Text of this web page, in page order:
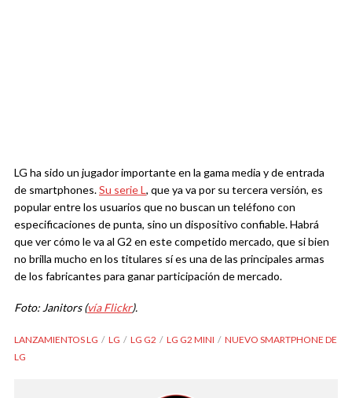
LG ha sido un jugador importante en la gama media y de entrada
de smartphones.Su serie L, que ya va por su tercera versión, es
popular entre los usuarios que no buscan un teléfono con
especificaciones de punta, sino un dispositivo confiable. Habrá
que ver cómo le va al G2 en este competido mercado, que si bien
no brilla mucho en los titulares sí es una de las principales armas
de los fabricantes para ganar participación de mercado.
Foto: Janitors (vía Flickr).
LANZAMIENTOS LG LG LG G2 LG G2 MINI
NUEVO SMARTPHONE DE
LG